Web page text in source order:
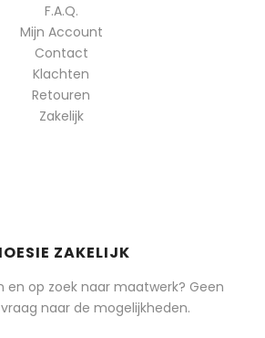
F.A.Q.
Mijn Account
Contact
Klachten
Retouren
Zakelijk
ZAKELIJK
en op zoek naar maatwerk? Geen
naar de mogelijkheden.